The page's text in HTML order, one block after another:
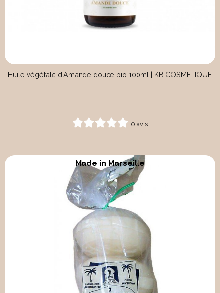
Huile végétale d'Amande douce bio 100ml | KB COSMETIQUE
0 avis
Made in Marseille